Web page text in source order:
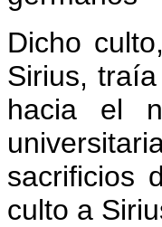
Dicho
Sirius,
hacia el
sacrificios
culto a